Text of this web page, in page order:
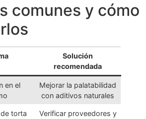
comunes y cómo
Solución
recomendada
en el
Mejorar la palatabilidad
con aditivos naturales
torta
Verificar proveedores y